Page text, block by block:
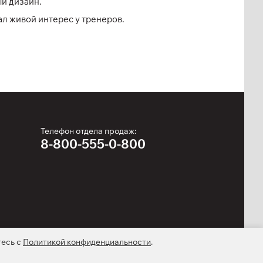
живой интерес у тренеров.
Телефон отдела продаж:
8-800-555-0-800
с Политикой конфиденциальности.